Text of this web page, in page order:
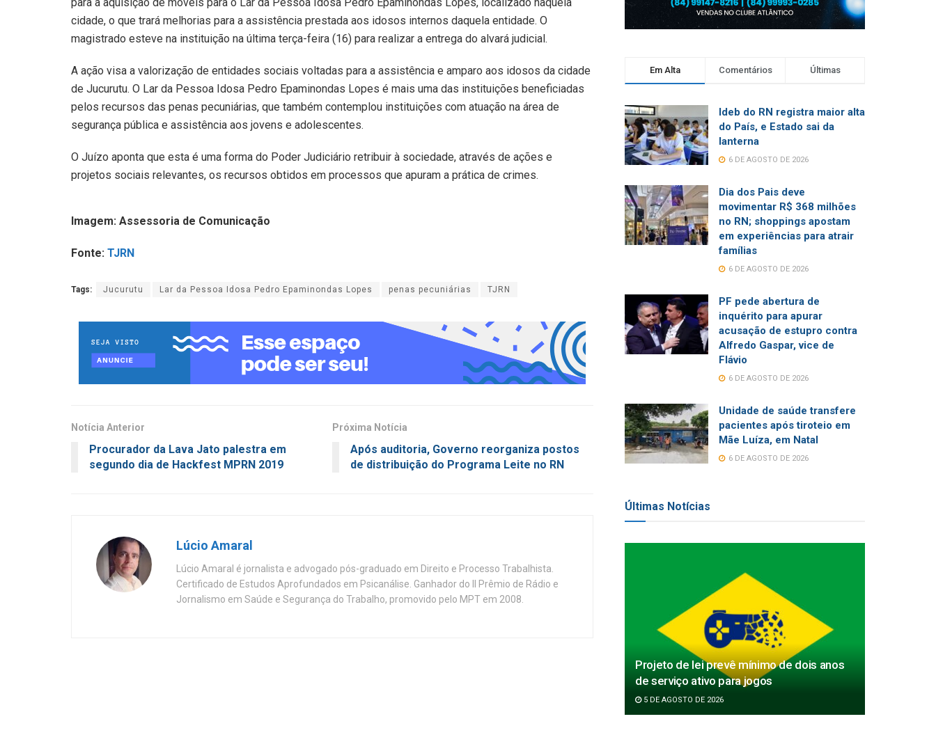
cidade, o que trará melhorias para a assistência prestada aos idosos internos daquela entidade. O
magistrado esteve na instituição na última terça-feira (16) para realizar a entrega do alvará judicial.
A ação visa a valorização de entidades sociais voltadas para a assistência e amparo aos idosos da cidade
de Jucurutu. O Lar da Pessoa Idosa Pedro Epaminondas Lopes é mais uma das instituições beneficiadas
pelos recursos das penas pecuniárias, que também contemplou instituições com atuação na área de
segurança pública e assistência aos jovens e adolescentes.
O Juízo aponta que esta é uma forma do Poder Judiciário retribuir à sociedade, através de ações e
projetos sociais relevantes, os recursos obtidos em processos que apuram a prática de crimes.
Imagem: Assessoria de Comunicação
Fonte: TJRN
Tags: Jucurutu Lar da Pessoa Idosa Pedro Epaminondas Lopes penas pecuniárias TJRN
Notícia Anterior
Procurador da Lava Jato palestra em
segundo dia de Hackfest MPRN 2019
Próxima Notícia
Após auditoria, Governo reorganiza postos
de distribuição do Programa Leite no RN
Lúcio Amaral
Lúcio Amaral é jornalista e advogado pós-graduado em Direito e Processo Trabalhista.
Certificado de Estudos Aprofundados em Psicanálise. Ganhador do II Prêmio de Rádio e
Jornalismo em Saúde e Segurança do Trabalho, promovido pelo MPT em 2008.
Em Alta Comentários Últimas
Ideb do RN registra maior alta
do País, e Estado sai da
lanterna
6 DE AGOSTO DE 2026
Dia dos Pais deve
movimentar R$ 368 milhões
no RN; shoppings apostam
em experiências para atrair
famílias
6 DE AGOSTO DE 2026
PF pede abertura de
inquérito para apurar
acusação de estupro contra
Alfredo Gaspar, vice de
Flávio
6 DE AGOSTO DE 2026
Unidade de saúde transfere
pacientes após tiroteio em
Mãe Luíza, em Natal
6 DE AGOSTO DE 2026
Últimas Notícias
Projeto de lei prevê mínimo de dois anos
de serviço ativo para jogos
5 DE AGOSTO DE 2026